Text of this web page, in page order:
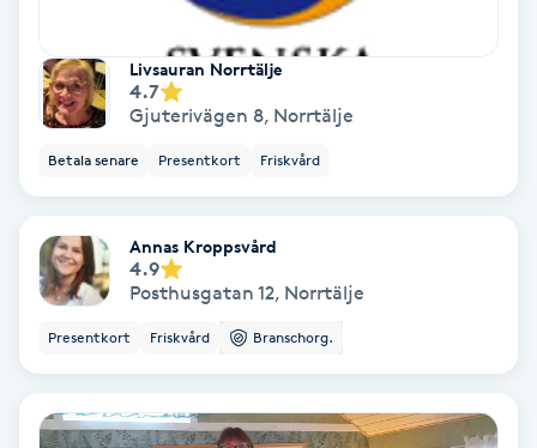
Liktornar
LPG
LPG-behandling
LPG-massage
Luggklippning
Lymfmassage
Livsauran Norrtälje
4.7
Gjuterivägen 8, Norrtälje
Betala senare Presentkort Friskvård
Annas Kroppsvård
4.9
Posthusgatan 12, Norrtälje
Presentkort Friskvård Branschorg.